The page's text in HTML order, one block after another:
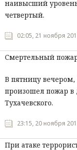
наивысший
четвертый.
02:05, 21 ноября
Смертельный
В пятницу вечером,
произошел пожар
Тухачевского.
23:15, 20 ноября
При атаке